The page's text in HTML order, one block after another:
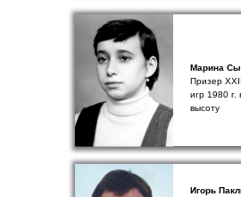
Марина
Призер
игр 1980 г.
высоту
Игорь